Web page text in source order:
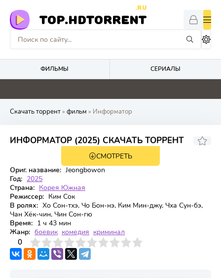
TOP.HDTORRENT
.RU
ФИЛЬМЫ СЕРИАЛЫ
0 4.6 0 0
Скачать торрент» фильм » Информатор
ИНФОРМАТОР (2025) СКАЧАТЬ ТОРРЕНТ
6.4
СМОТРЕТЬ
Ориг. название: Jeongbowon
Год: 2025
Страна: Корея Южная
Режиссер: Ким Сок
В ролях: Хо Сон-тхэ, Чо Бон-нэ, Ким Мин-джу, Чха Сун-бэ,
Чан Хёк-чин, Чин Сон-гю
Время: 1 ч 43 мин
Жанр: боевик комедия криминал
0
4 6 7 8 9 10